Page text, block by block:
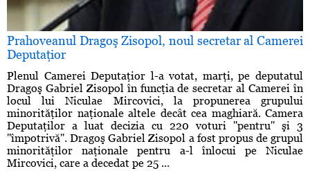
Prahoveanul Dragoş Zisopol, noul secretar al Camerei
Deputaţior
Plenul Camerei Deputaţior l-a votat, marţi, pe deputatul
Dragoş Gabriel Zisopol în funcţia de secretar al Camerei în
locul lui Niculae Mircovici, la propunerea grupului
minorităţilor naţionale altele decât cea maghiară. Camera
Deputaţilor a luat decizia cu 220 voturi ''pentru'' şi 3
''împotrivă''. Dragoş Gabriel Zisopol a fost propus de grupul
minorităţilor naţionale pentru a-l înlocui pe Niculae
Mircovici, care a decedat pe 25 ...